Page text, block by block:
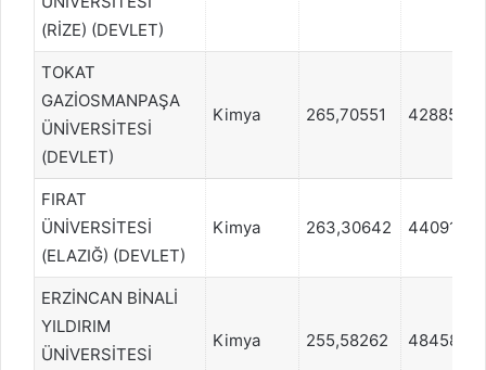
(RİZE) (DEVLET)
TOKAT
GAZİOSMANPAŞA
ÜNİVERSİTESİ
(DEVLET)
Kimya 265,70551 428856
FIRAT
ÜNİVERSİTESİ
(ELAZIĞ) (DEVLET)
Kimya 263,30642 440914
ERZİNCAN BİNALİ
YILDIRIM
ÜNİVERSİTESİ
Kimya 255,58262 484589